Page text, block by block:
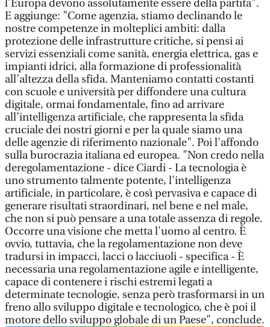
l’Europa devono assolutamente essere della partita".
E aggiunge: "Come agenzia, stiamo declinando le
nostre competenze in molteplici ambiti: dalla
protezione delle infrastrutture critiche, si pensi ai
servizi essenziali come sanità, energia elettrica, gas e
impianti idrici, alla formazione di professionalità
all’altezza della sfida. Manteniamo contatti costanti
con scuole e università per diffondere una cultura
digitale, ormai fondamentale, fino ad arrivare
all’intelligenza artificiale, che rappresenta la sfida
cruciale dei nostri giorni e per la quale siamo una
delle agenzie di riferimento nazionale". Poi l'affondo
sulla burocrazia italiana ed europea. "Non credo nella
deregolamentazione - dice Ciardi - La tecnologia è
uno strumento talmente potente, l'intelligenza
artificiale, in particolare, è così pervasiva e capace di
generare risultati straordinari, nel bene e nel male,
che non si può pensare a una totale assenza di regole.
Occorre una visione che metta l'uomo al centro. È
ovvio, tuttavia, che la regolamentazione non deve
tradursi in impacci, lacci o lacciuoli - specifica - È
necessaria una regolamentazione agile e intelligente,
capace di contenere i rischi estremi legati a
determinate tecnologie, senza però trasformarsi in un
freno allo sviluppo digitale e tecnologico, che è poi il
motore dello sviluppo globale di un Paese", conclude.